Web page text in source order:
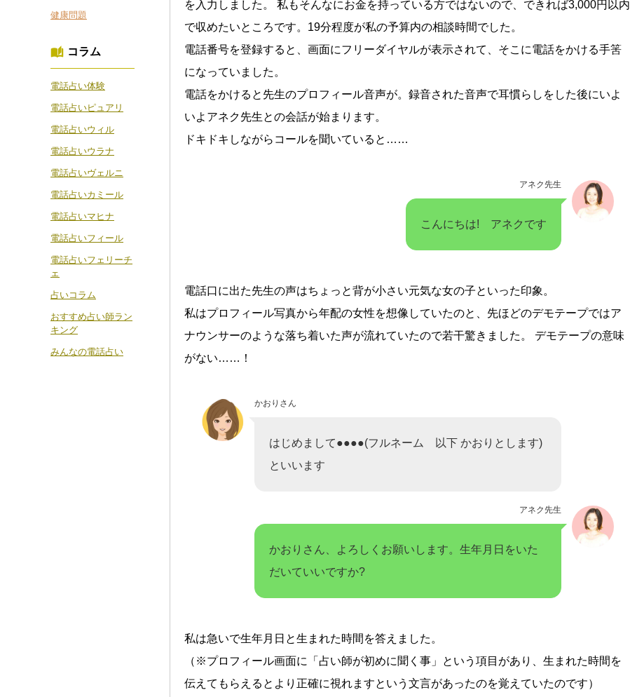
を入力しました。 私もそんなにお金を持っている方ではないので、できれば3,000円以内
で収めたいところです。19分程度が私の予算内の相談時間でした。
電話番号を登録すると、画面にフリーダイヤルが表示されて、そこに電話をかける手筈
になっていました。
電話をかけると先生のプロフィール音声が。録音された音声で耳慣らしをした後にいよ
いよアネク先生との会話が始まります。
ドキドキしながらコールを聞いていると……
アネク先生
こんにちは! アネクです
電話口に出た先生の声はちょっと背が小さい元気な女の子といった印象。
私はプロフィール写真から年配の女性を想像していたのと、先ほどのデモテープではア
ナウンサーのような落ち着いた声が流れていたので若干驚きました。 デモテープの意味
がない……！
かおりさん
はじめまして●●●●(フルネーム 以下 かおりとします)
といいます
アネク先生
かおりさん、よろしくお願いします。生年月日をいた
だいていいですか?
私は急いで生年月日と生まれた時間を答えました。
（※プロフィール画面に「占い師が初めに聞く事」という項目があり、生まれた時間を
伝えてもらえるとより正確に視れますという文言があったのを覚えていたのです）
健康問題
コラム
電話占い体験
電話占いピュアリ
電話占いウィル
電話占いウラナ
電話占いヴェルニ
電話占いカミール
電話占いマヒナ
電話占いフィール
電話占いフェリーチ
ェ
占いコラム
おすすめ占い師ラン
キング
みんなの電話占い